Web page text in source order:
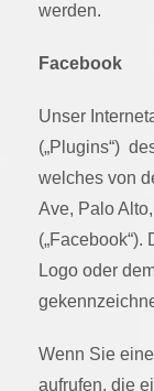
werden.
Facebook
Unser
(„Plugins“)
welches von
Ave, Palo
Logo oder
Wenn Sie
aufrufen, die